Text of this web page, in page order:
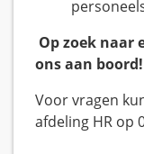
Op zoek naar
ons aan boord!
Voor vragen
afdeling HR op